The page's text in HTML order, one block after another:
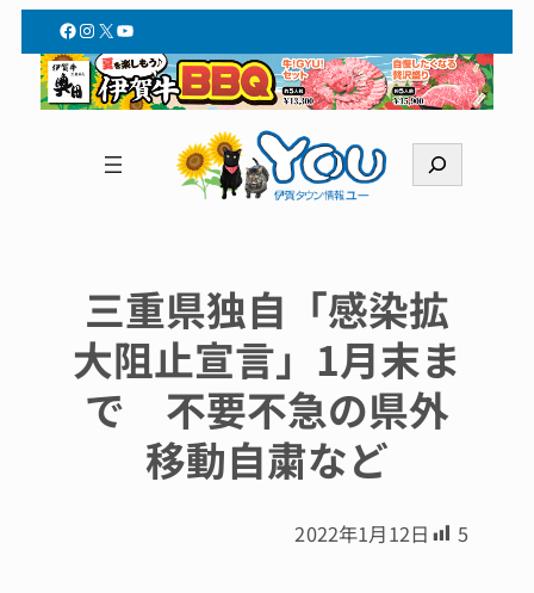
Facebook
Instagram
X YouTube
索
三重県独自「感染拡
大阻止宣言」1月末ま
で 不要不急の県外
移動自粛など
2022年1月12日 5